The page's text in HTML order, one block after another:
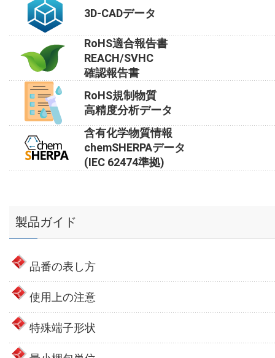
3D-CADデータ
RoHS適合報告書
REACH/SVHC
確認報告書
RoHS規制物質
高精度分析データ
含有化学物質情報
chemSHERPAデータ
(IEC 62474準拠)
製品ガイド
品番の表し方
使用上の注意
特殊端子形状